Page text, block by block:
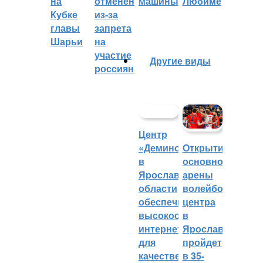
Кубке
главы
Шарьи
из-за
запрета
на
участие
россиян
Другие виды
Центр
«Демино»
в
Ярославской
области
обеспечивают
высокоскоростным
интернетом
для
качественных
Открытие
основной
арены
волейбольного
центра
в
Ярославле
пройдет
в 35-